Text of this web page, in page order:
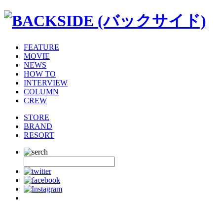
FEATURE
MOVIE
NEWS
HOW TO
INTERVIEW
COLUMN
CREW
STORE
BRAND
RESORT